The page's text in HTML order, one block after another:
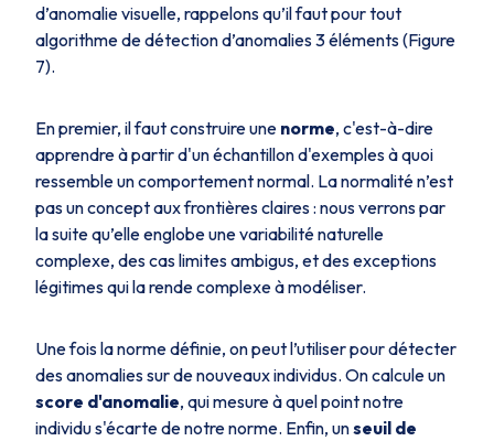
d’anomalie visuelle, rappelons qu’il faut pour tout
algorithme de détection d’anomalies 3 éléments (Figure
7).
En premier, il faut construire une norme, c'est-à-dire
apprendre à partir d'un échantillon d'exemples à quoi
ressemble un comportement normal. La normalité n’est
pas un concept aux frontières claires : nous verrons par
la suite qu’elle englobe une variabilité naturelle
complexe, des cas limites ambigus, et des exceptions
légitimes qui la rende complexe à modéliser.
Une fois la norme définie, on peut l’utiliser pour détecter
des anomalies sur de nouveaux individus. On calcule un
score d'anomalie, qui mesure à quel point notre
individu s'écarte de notre norme. Enfin, unseuil de